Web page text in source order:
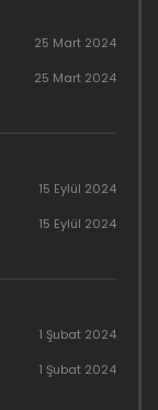
25 Mart 2024
25 Mart 2024
15 Eylül 2024
15 Eylül 2024
1 Şubat 2024
1 Şubat 2024